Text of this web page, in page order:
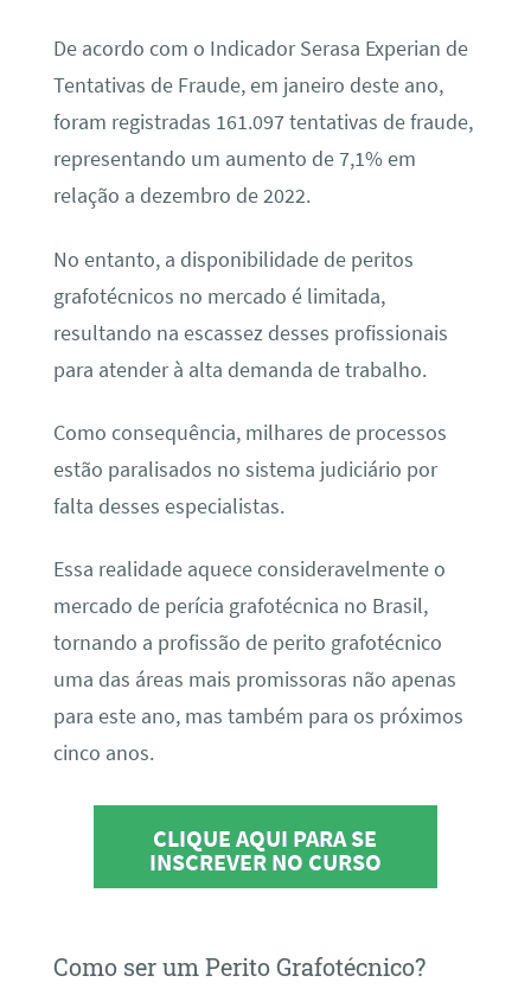
De acordo com o Indicador Serasa Experian de
Tentativas de Fraude, em janeiro deste ano,
foram registradas 161.097 tentativas de fraude,
representando um aumento de 7,1% em
relação a dezembro de 2022.
No entanto, a disponibilidade de peritos
grafotécnicos no mercado é limitada,
resultando na escassez desses profissionais
para atender à alta demanda de trabalho.
Como consequência, milhares de processos
estão paralisados no sistema judiciário por
falta desses especialistas.
Essa realidade aquece consideravelmente o
mercado de perícia grafotécnica no Brasil,
tornando a profissão de perito grafotécnico
uma das áreas mais promissoras não apenas
para este ano, mas também para os próximos
cinco anos.
CLIQUE AQUI PARA SE
INSCREVER NO CURSO
Como ser um Perito Grafotécnico?